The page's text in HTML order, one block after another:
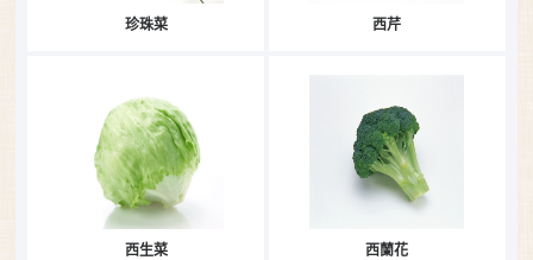
珍珠菜 西芹
西生菜 西蘭花